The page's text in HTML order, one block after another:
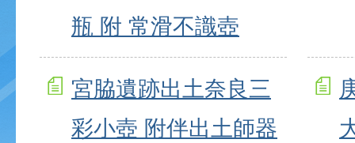
瓶 附 常滑不識壺
宮脇遺跡出土奈良三
彩小壺 附伴出土師器